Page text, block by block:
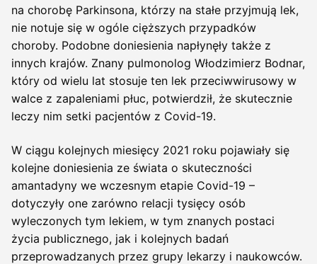
na chorobę Parkinsona, którzy na stałe przyjmują lek,
nie notuje się w ogóle cięższych przypadków
choroby. Podobne doniesienia napłynęły także z
innych krajów. Znany pulmonolog Włodzimierz Bodnar,
który od wielu lat stosuje ten lek przeciwwirusowy w
walce z zapaleniami płuc, potwierdził, że skutecznie
leczy nim setki pacjentów z Covid-19.
W ciągu kolejnych miesięcy 2021 roku pojawiały się
kolejne doniesienia ze świata o skuteczności
amantadyny we wczesnym etapie Covid-19 –
dotyczyły one zarówno relacji tysięcy osób
wyleczonych tym lekiem, w tym znanych postaci
życia publicznego, jak i kolejnych badań
przeprowadzanych przez grupy lekarzy i naukowców.